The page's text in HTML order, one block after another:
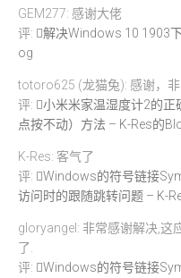
GEM277: 感谢大佬
评:
解决Windows 10 1903
og
totoro625 (龙猫兔): 感谢，
评:
小米米家温湿度计2的正
点按不动）方法 – K-Res的
K-Res: 客气了
评:
Windows的符号链接
访问时的跟随跳转问题 – K-
gloryangel: 非常感谢解决,这
了.
评:
Windows的符号链接